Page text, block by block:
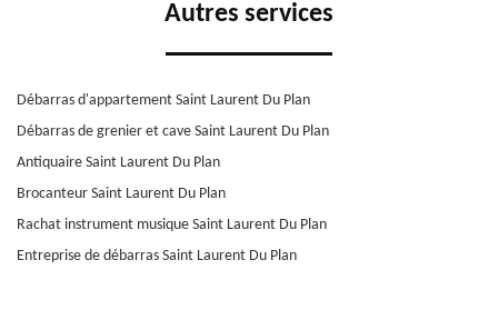
Autres services
Débarras d'appartement Saint Laurent Du Plan
Débarras de grenier et cave Saint Laurent Du Plan
Antiquaire Saint Laurent Du Plan
Brocanteur Saint Laurent Du Plan
Rachat instrument musique Saint Laurent Du Plan
Entreprise de débarras Saint Laurent Du Plan